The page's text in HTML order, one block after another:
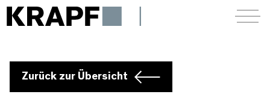
Menü
Zurück zur Übersicht